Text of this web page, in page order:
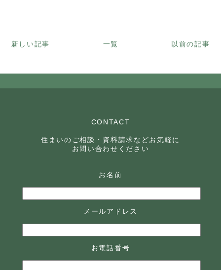
新しい記事 一覧 以前の記事
CONTACT
住まいのご相談・資料請求などお気軽に
お問い合わせください
お名前
メールアドレス
お電話番号